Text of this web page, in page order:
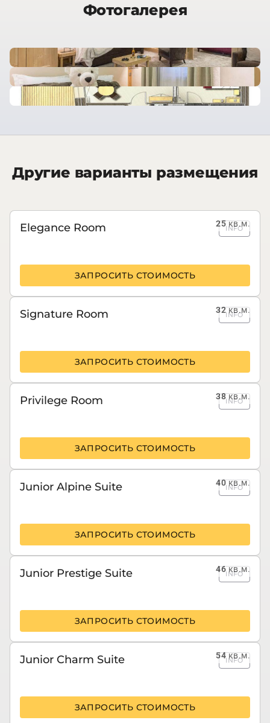
Фотогалерея
Другие варианты размещения
25кв.м.
Elegance Room INFO
ЗАПРОСИТЬ СТОИМОСТЬ
32кв.м.
Signature Room INFO
ЗАПРОСИТЬ СТОИМОСТЬ
38кв.м.
Privilege Room INFO
ЗАПРОСИТЬ СТОИМОСТЬ
40кв.м.
Junior Alpine Suite INFO
ЗАПРОСИТЬ СТОИМОСТЬ
46кв.м.
Junior Prestige Suite INFO
ЗАПРОСИТЬ СТОИМОСТЬ
54кв.м.
Junior Charm Suite INFO
ЗАПРОСИТЬ СТОИМОСТЬ